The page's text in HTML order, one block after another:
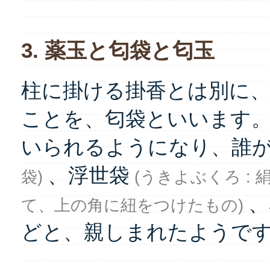
3. 薬玉と匂袋と匂玉
柱に掛ける掛香とは別に
ことを、匂袋といいます
いられるようになり、誰
袋) 、浮世袋 (うきよぶくろ :
て、上の角に紐をつけたもの)
どと、親しまれたようで